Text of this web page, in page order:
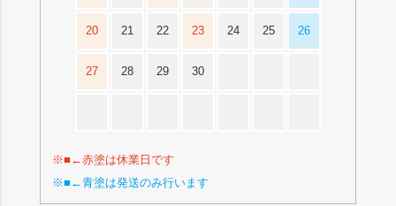
20 21 22 23 24 25 26
27 28 29 30
※■←赤塗は休業日です
※■←青塗は発送のみ行います